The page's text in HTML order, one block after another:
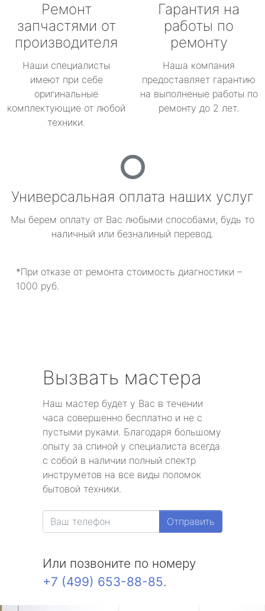
Ремонт
запчастями от
производителя
Наши специалисты
имеют при себе
оригинальные
комплектующие от любой
техники.
Гарантия на
работы по
ремонту
Наша компания
предоставляет гарантию
на выполненые работы по
ремонту до 2 лет.
Универсальная оплата наших услуг
Мы берем оплату от Вас любыми способами, будь то
наличный или безналиный перевод.
*При отказе от ремонта стоимость диагностики –
1000 руб.
Вызвать мастера
Наш мастер будет у Вас в течении
часа совершенно бесплатно и не с
пустыми руками. Благодаря большому
опыту за спиной у специалиста всегда
с собой в наличии полный спектр
инструметов на все виды поломок
бытовой техники.
Отправить
Или позвоните по номеру
+7 (499) 653-88-85.